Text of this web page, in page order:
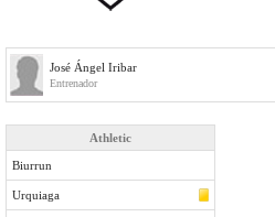
José Ángel Iribar
Entrenador
Athletic
Biurrun
Urquiaga